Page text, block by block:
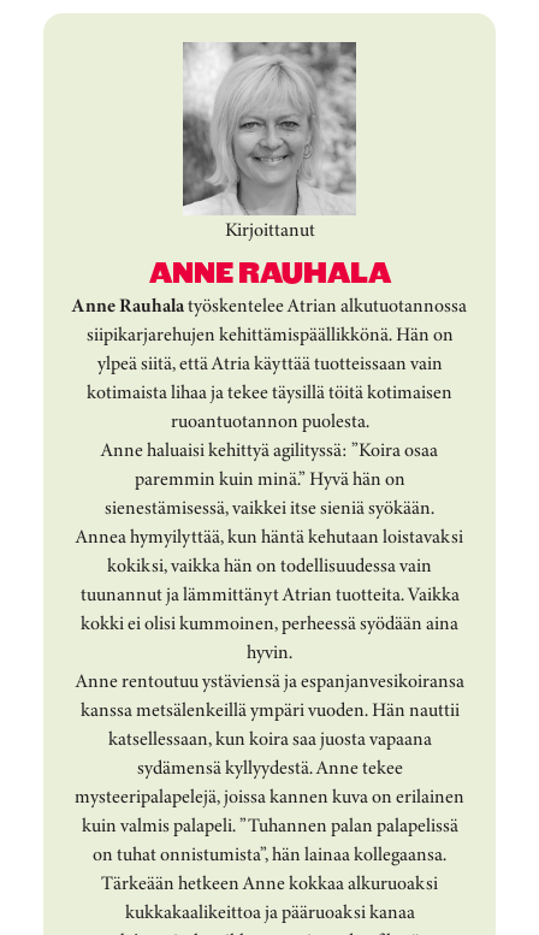
Kirjoittanut
ANNE RAUHALA
Anne Rauhalatyöskentelee Atrian alkutuotannossa
siipikarjarehujen kehittämispäällikkönä. Hän on
ylpeä siitä, että Atria käyttää tuotteissaan vain
kotimaista lihaa ja tekee täysillä töitä kotimaisen
ruoantuotannon puolesta.
Anne haluaisi kehittyä agilityssä: ”Koira osaa
paremmin kuin minä.” Hyvä hän on
sienestämisessä, vaikkei itse sieniä syökään.
Annea hymyilyttää, kun häntä kehutaan loistavaksi
kokiksi, vaikka hän on todellisuudessa vain
tuunannut ja lämmittänyt Atrian tuotteita. Vaikka
kokki ei olisi kummoinen, perheessä syödään aina
hyvin.
Anne rentoutuu ystäviensä ja espanjanvesikoiransa
kanssa metsälenkeillä ympäri vuoden. Hän nauttii
katsellessaan, kun koira saa juosta vapaana
sydämensä kyllyydestä. Anne tekee
mysteeripalapelejä, joissa kannen kuva on erilainen
kuin valmis palapeli. ”Tuhannen palan palapelissä
on tuhat onnistumista”, hän lainaa kollegaansa.
Tärkeään hetkeen Anne kokkaa alkuruoaksi
kukkakaalikeittoa ja pääruoaksi kanaa